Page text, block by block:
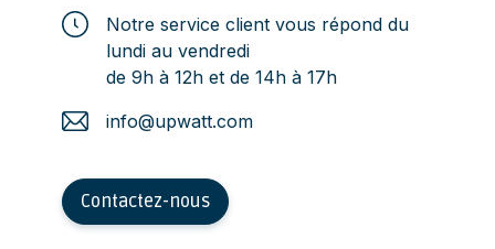
Notre service client vous répond du
lundi au vendredi
de 9h à 12h et de 14h à 17h
info@upwatt.com
Contactez-nous